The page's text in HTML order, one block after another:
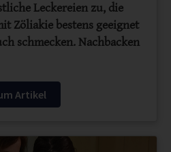
Leckereien zu, die
Zöliakie bestens geeignet
schmecken. Nachbacken
Artikel